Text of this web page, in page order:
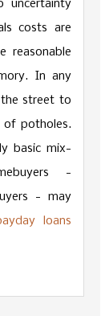
uncertainty
costs are
reasonable
In any
street to
of potholes.
basic mix-
-
- may
loans